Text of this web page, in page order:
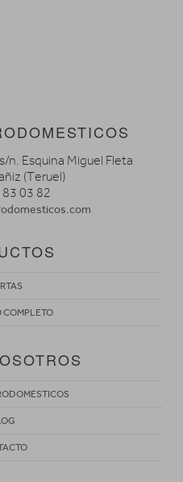
n. Esquina Miguel Fleta
(Teruel)
03 82
COMPLETO